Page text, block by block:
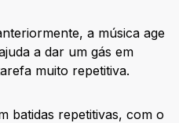
a música age
a dar um gás em
muito repetitiva.
batidas repetitivas, com o